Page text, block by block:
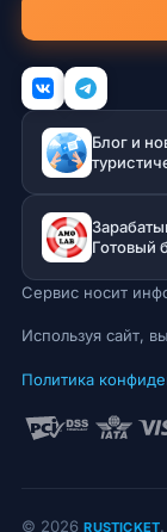
Готовый
Сервис носит
Используя сайт,
Политика
RUSTICKET